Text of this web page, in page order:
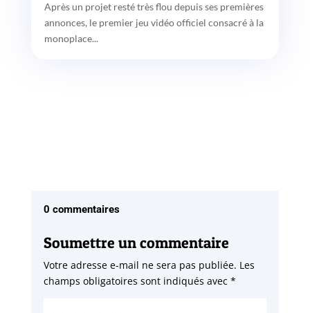
Après un projet resté très flou depuis ses premières
annonces, le premier jeu vidéo officiel consacré à la
monoplace...
0 commentaires
Soumettre un commentaire
Votre adresse e-mail ne sera pas publiée. Les
champs obligatoires sont indiqués avec *